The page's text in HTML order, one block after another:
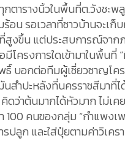
ตารางนิ้วในพื้นที่ต.วังชะ
อน รอเวลาที่ชาวบ้านจะ
ขึ้น แต่ประสบการณ์จาก
ครงการใดเข้ามาในพื้นที่
ธิ์ บอกต่อทีมผู้เชี่ยวชาญโ
นสำปะหลังที่นครราชสีมา
าต้นมากได้หัวมาก ไม่เค
คนของกลุ่ม “กำแพง
ลูก และใส่ปุ๋ยตามค่าวิเคร